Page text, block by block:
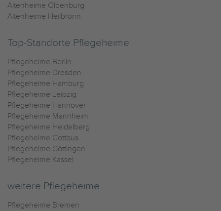
Altenheime Oldenburg
Altenheime Heilbronn
Top-Standorte Pflegeheime
Pflegeheime Berlin
Pflegeheime Dresden
Pflegeheime Hamburg
Pflegeheime Leipzig
Pflegeheime Hannover
Pflegeheime Mannheim
Pflegeheime Heidelberg
Pflegeheime Cottbus
Pflegeheime Göttingen
Pflegeheime Kassel
weitere Pflegeheime
Pflegeheime Bremen